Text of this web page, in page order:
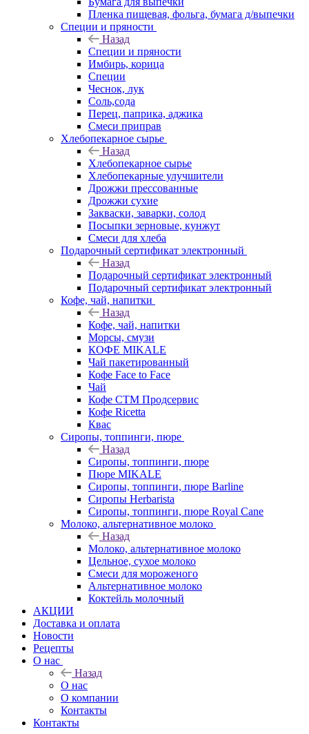
Пленка пищевая, фольга, бумага д/выпечки
Специи и пряности
Назад
Специи и пряности
Имбирь, корица
Специи
Чеснок, лук
Соль,сода
Перец, паприка, аджика
Смеси приправ
Хлебопекарное сырье
Назад
Хлебопекарное сырье
Хлебопекарные улучшители
Дрожжи прессованные
Дрожжи сухие
Закваски, заварки, солод
Посыпки зерновые, кунжут
Смеси для хлеба
Подарочный сертификат электронный
Назад
Подарочный сертификат электронный
Подарочный сертификат электронный
Кофе, чай, напитки
Назад
Кофе, чай, напитки
Морсы, смузи
КОФЕ MIKALE
Чай пакетированный
Кофе Face to Face
Чай
Кофе СТМ Продсервис
Кофе Ricetta
Квас
Сиропы, топпинги, пюре
Назад
Сиропы, топпинги, пюре
Пюре MIKALE
Сиропы, топпинги, пюре Barline
Сиропы Herbarista
Сиропы, топпинги, пюре Royal Cane
Молоко, альтернативное молоко
Назад
Молоко, альтернативное молоко
Цельное, сухое молоко
Смеси для мороженого
Альтернативное молоко
Коктейль молочный
АКЦИИ
Доставка и оплата
Новости
Рецепты
О нас
Назад
О нас
О компании
Контакты
Контакты